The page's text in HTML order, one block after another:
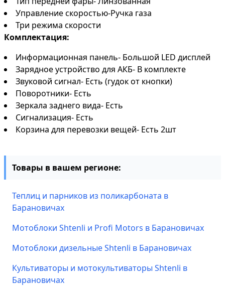
Управление скоростью-Ручка газа
Три режима скорости
Комплектация:
Информационная панель- Большой LED дисплей
Зарядное устройство для АКБ- В комплекте
Звуковой сигнал- Есть (гудок от кнопки)
Поворотники- Есть
Зеркала заднего вида- Есть
Сигнализация- Есть
Корзина для перевозки вещей- Есть 2шт
Товары в вашем регионе:
Теплиц и парников из поликарбоната в
Барановичах
Мотоблоки Shtenli и Profi Motors в Барановичах
Мотоблоки дизельные Shtenli в Барановичах
Культиваторы и мотокультиваторы Shtenli в
Барановичах